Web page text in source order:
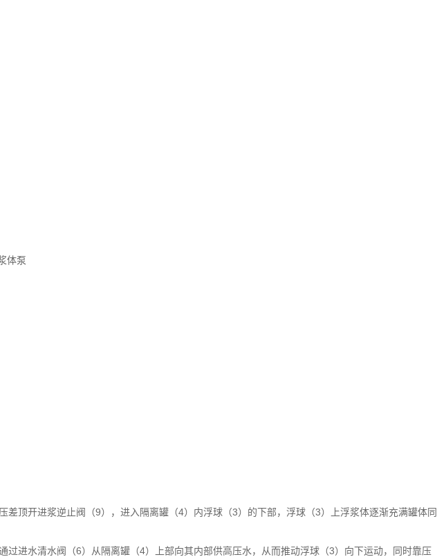
差顶开进浆逆止阀（9），进入隔离罐（4）内浮球（3）的下部，浮球（3）上浮浆体逐渐充满罐体同
过进水清水阀（6）从隔离罐（4）上部向其内部供高压水，从而推动浮球（3）向下运动，同时靠压